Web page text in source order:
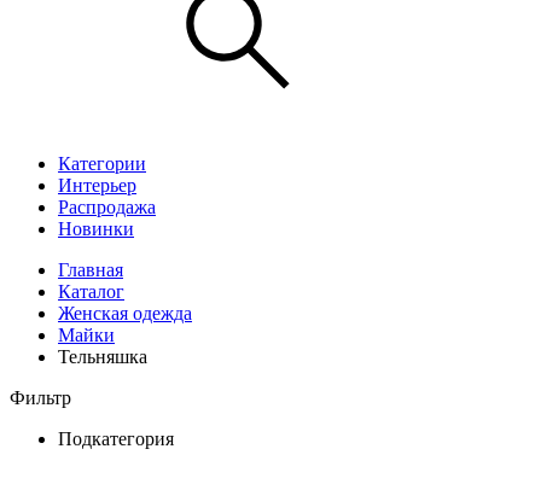
Категории
Интерьер
Распродажа
Новинки
Главная
Каталог
Женская одежда
Майки
Тельняшка
Фильтр
Подкатегория